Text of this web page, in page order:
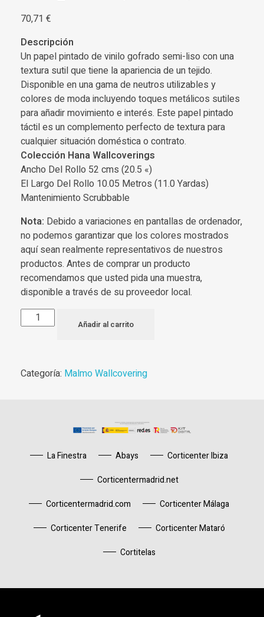
70,71 €
Descripción
Un papel pintado de vinilo gofrado semi-liso con una
textura sutil que tiene la apariencia de un tejido.
Disponible en una gama de neutros utilizables y
colores de moda incluyendo toques metálicos sutiles
para añadir movimiento e interés. Este papel pintado
táctil es un complemento perfecto de textura para
cualquier situación doméstica o contrato.
Colección Hana Wallcoverings
Ancho Del Rollo 52 cms (20.5 «)
El Largo Del Rollo 10.05 Metros (11.0 Yardas)
Mantenimiento Scrubbable
Nota: Debido a variaciones en pantallas de ordenador,
no podemos garantizar que los colores mostrados
aquí sean realmente representativos de nuestros
productos. Antes de comprar un producto
recomendamos que usted pida una muestra,
disponible a través de su proveedor local.
Añadir al carrito
Categoría: Malmo Wallcovering
La Finestra Abays
Corticenter Ibiza
Corticentermadrid.net
Corticentermadrid.com
Corticenter Málaga
Corticenter Tenerife
Corticenter Mataró
Cortitelas